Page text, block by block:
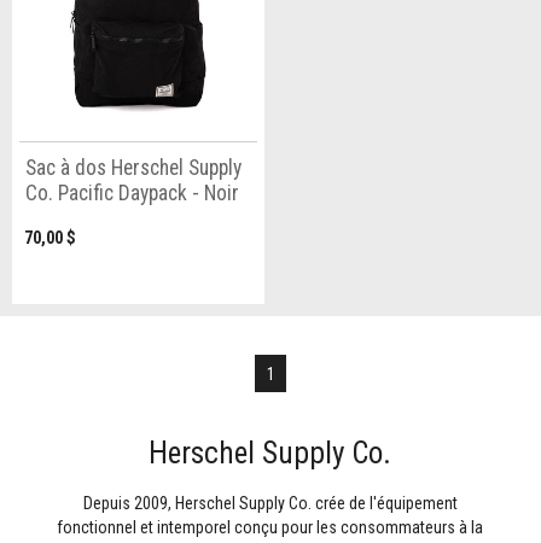
Sac à dos Herschel Supply
Co. Pacific Daypack - Noir
70,00 $
1
Herschel Supply Co.
Depuis 2009, Herschel Supply Co. crée de l'équipement
fonctionnel et intemporel conçu pour les consommateurs à la